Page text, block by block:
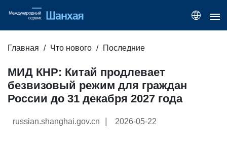
Главная Что нового Последние
МИД КНР: Китай продлевает
безвизовый режим для граждан
России до 31 декабря 2027 года
russian.shanghai.gov.cn 2026-05-22